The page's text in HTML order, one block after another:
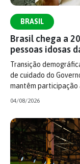
BRASIL
Brasil chega a
pessoas idosas
Transição
de cuidado do
mantêm participação
04/08/2026